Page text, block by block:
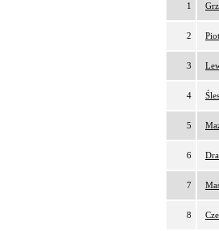
1
2
3
4
5
6
7
8